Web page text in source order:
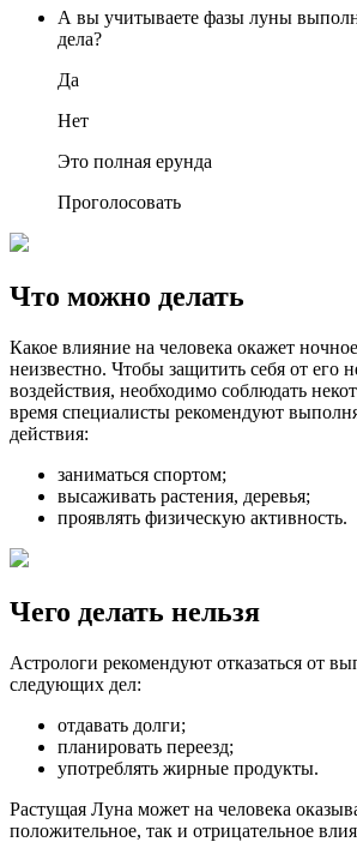
А вы учитываете фазы луны
дела?
Да
Нет
Это полная ерунда
Проголосовать
Что можно делать
Какое влияние на человека окажет
неизвестно. Чтобы защитить себя от его
воздействия, необходимо соблюдать
время специалисты рекомендуют
действия:
заниматься спортом;
высаживать растения, деревья;
проявлять физическую активность.
Чего делать нельзя
Астрологи рекомендуют отказаться от
следующих дел:
отдавать долги;
планировать переезд;
употреблять жирные продукты.
Растущая Луна может на человека
положительное, так и отрицательное